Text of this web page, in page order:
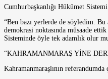
Cumhurbaşkanlığı Hükümet
“Ben bazı yerlerde de söyledim.
demokrasi noktasında müsaade
Sisteminde öyle tek adamlık olur
“KAHRAMANMARAŞ YİNE
Kahramanmaraşlının